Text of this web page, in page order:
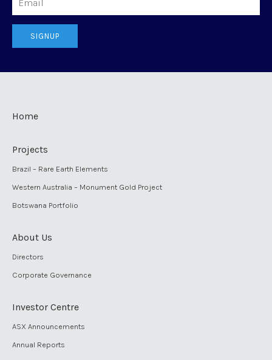
SIGNUP
Home
Projects
Brazil – Rare Earth Elements
Western Australia – Monument Gold Project
Botswana Portfolio
About Us
Directors
Corporate Governance
Investor Centre
ASX Announcements
Annual Reports